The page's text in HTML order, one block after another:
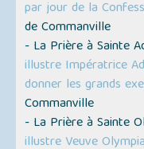
par jour de la
de Commanville
- La Prière à Sainte
illustre Impératrice
donner les grands
Commanville
- La Prière à Sainte
illustre Veuve